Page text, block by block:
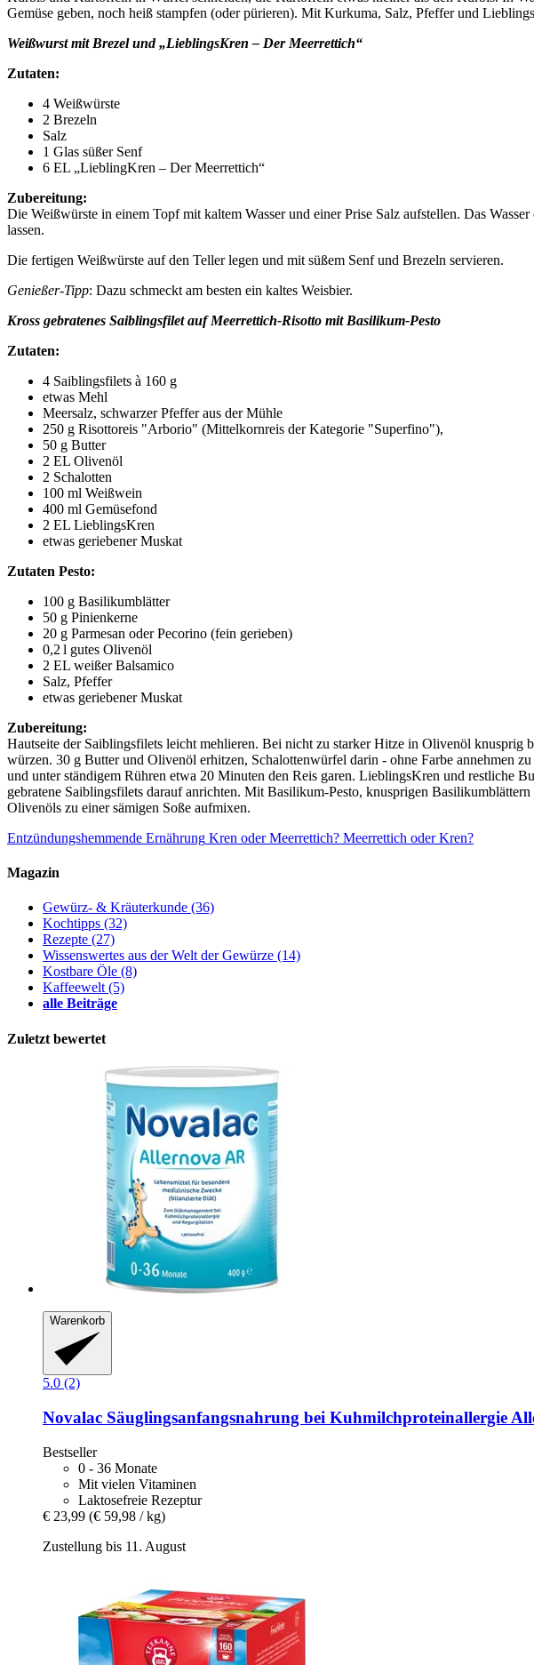
Gemüse geben, noch heiß stampfen (oder pürieren). Mit Kurkuma, Salz, Pfeffer und
Weißwurst mit Brezel und „LieblingsKren – Der Meerrettich“
Zutaten:
4 Weißwürste
2 Brezeln
Salz
1 Glas süßer Senf
6 EL „LieblingKren – Der Meerrettich“
Zubereitung:
Die Weißwürste in einem Topf mit kaltem Wasser und einer Prise Salz aufstellen. Das
lassen.
Die fertigen Weißwürste auf den Teller legen und mit süßem Senf und Brezeln servieren.
Genießer-Tipp: Dazu schmeckt am besten ein kaltes Weisbier.
Kross gebratenes Saiblingsfilet auf Meerrettich-Risotto mit Basilikum-Pesto
Zutaten:
4 Saiblingsfilets à 160 g
etwas Mehl
Meersalz, schwarzer Pfeffer aus der Mühle
250 g Risottoreis "Arborio" (Mittelkornreis der Kategorie "Superfino"),
50 g Butter
2 EL Olivenöl
2 Schalotten
100 ml Weißwein
400 ml Gemüsefond
2 EL LieblingsKren
etwas geriebener Muskat
Zutaten Pesto:
100 g Basilikumblätter
50 g Pinienkerne
20 g Parmesan oder Pecorino (fein gerieben)
0,2 l gutes Olivenöl
2 EL weißer Balsamico
Salz, Pfeffer
etwas geriebener Muskat
Zubereitung:
Hautseite der Saiblingsfilets leicht mehlieren. Bei nicht zu starker Hitze in Olivenöl
würzen. 30 g Butter und Olivenöl erhitzen, Schalottenwürfel darin - ohne Farbe annehmen
und unter ständigem Rühren etwa 20 Minuten den Reis garen. LieblingsKren und restliche
gebratene Saiblingsfilets darauf anrichten. Mit Basilikum-Pesto, knusprigen
Olivenöls zu einer sämigen Soße aufmixen.
Entzündungshemmende Ernährung Kren oder Meerrettich? Meerrettich oder Kren?
Magazin
Gewürz- & Kräuterkunde (36)
Kochtipps (32)
Rezepte (27)
Wissenswertes aus der Welt der Gewürze (14)
Kostbare Öle (8)
Kaffeewelt(5)
alle Beiträge
Zuletzt bewertet
Warenkorb
5.0 (2)
Novalac Säuglingsanfangsnahrung bei Kuhmilchproteinallergie
Bestseller
0 - 36 Monate
Mit vielen Vitaminen
Laktosefreie Rezeptur
€ 23,99 (€ 59,98 / kg)
Zustellung bis 11. August